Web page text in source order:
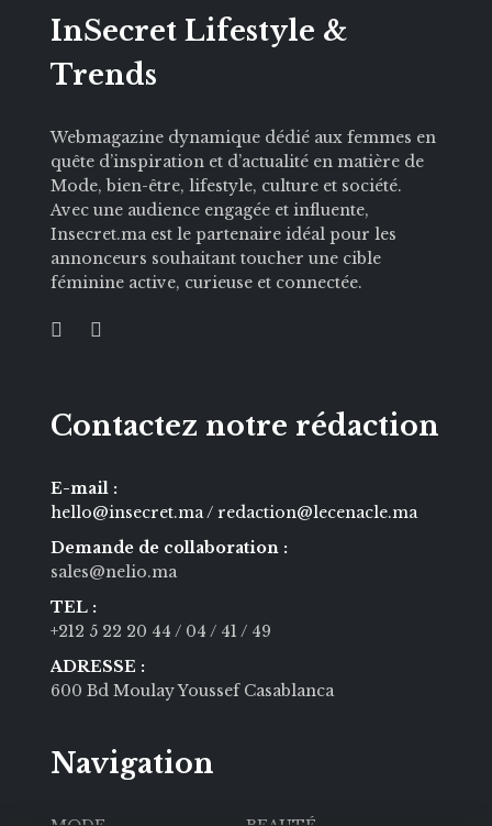
InSecret Lifestyle &
Trends
Webmagazine dynamique dédié aux femmes en
quête d’inspiration et d’actualité en matière de
Mode, bien-être, lifestyle, culture et société.
Avec une audience engagée et influente,
Insecret.ma est le partenaire idéal pour les
annonceurs souhaitant toucher une cible
féminine active, curieuse et connectée.
Contactez notre rédaction
E-mail :
hello@insecret.ma / redaction@lecenacle.ma
Demande de collaboration :
sales@nelio.ma
TEL :
+212 5 22 20 44 / 04 / 41 / 49
ADRESSE :
600 Bd Moulay Youssef Casablanca
Navigation